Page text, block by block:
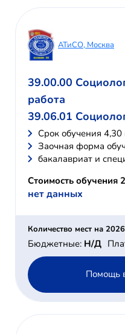
АТиСО, Москва
39.00.00
работа
39.06.01
Cрок обучения 4,30
Заочная форма
бакалавриат и
Стоимость обучения
нет данных
Количество мест на
Бюджетные: Н/Д
Помощь